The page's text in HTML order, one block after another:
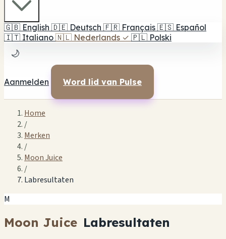
🇬🇧 English 🇩🇪 Deutsch 🇫🇷 Français 🇪🇸 Español
🇮🇹 Italiano 🇳🇱 Nederlands ✓ 🇵🇱 Polski
🌙
Aanmelden Word lid van Pulse
Home
/
Merken
/
Moon Juice
/
Labresultaten
M
Moon Juice Labresultaten